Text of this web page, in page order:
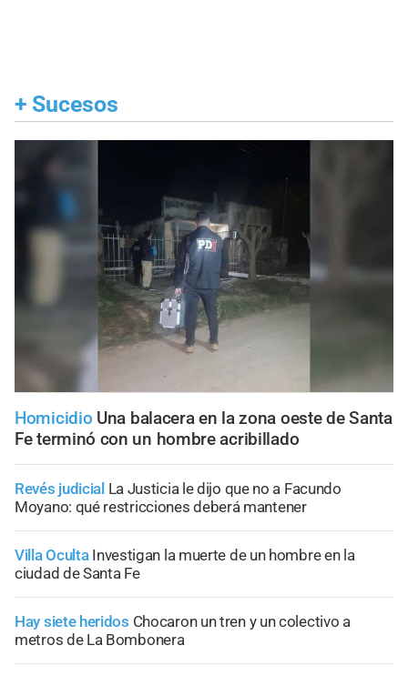
+ Sucesos
Homicidio Una balacera en la zona oeste de Santa
Fe terminó con un hombre acribillado
Revés judicial La Justicia le dijo que no a Facundo
Moyano: qué restricciones deberá mantener
Villa Oculta Investigan la muerte de un hombre en la
ciudad de Santa Fe
Hay siete heridos Chocaron un tren y un colectivo a
metros de La Bombonera